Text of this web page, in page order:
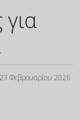
23 Φεβρουαρίου 2026